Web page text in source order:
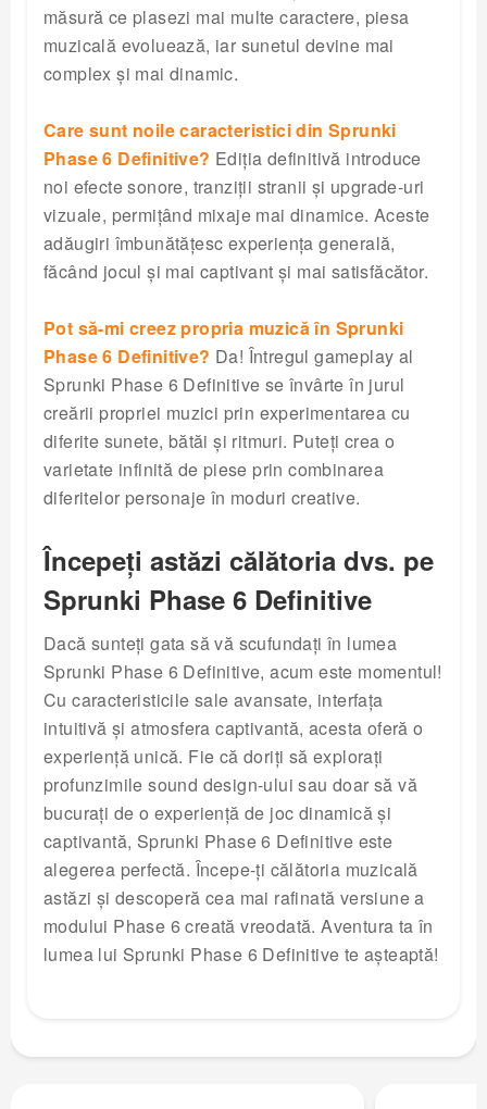
măsură ce plasezi mai multe caractere, piesa
muzicală evoluează, iar sunetul devine mai
complex și mai dinamic.
Care sunt noile caracteristici din Sprunki
Phase 6 Definitive? Ediția definitivă introduce
noi efecte sonore, tranziții stranii și upgrade-uri
vizuale, permițând mixaje mai dinamice. Aceste
adăugiri îmbunătățesc experiența generală,
făcând jocul și mai captivant și mai satisfăcător.
Pot să-mi creez propria muzică în Sprunki
Phase 6 Definitive? Da! Întregul gameplay al
Sprunki Phase 6 Definitive se învârte în jurul
creării propriei muzici prin experimentarea cu
diferite sunete, bătăi și ritmuri. Puteți crea o
varietate infinită de piese prin combinarea
diferitelor personaje în moduri creative.
Începeți astăzi călătoria dvs. pe
Sprunki Phase 6 Definitive
Dacă sunteți gata să vă scufundați în lumea
Sprunki Phase 6 Definitive, acum este momentul!
Cu caracteristicile sale avansate, interfața
intuitivă și atmosfera captivantă, acesta oferă o
experiență unică. Fie că doriți să explorați
profunzimile sound design-ului sau doar să vă
bucurați de o experiență de joc dinamică și
captivantă, Sprunki Phase 6 Definitive este
alegerea perfectă. Începe-ți călătoria muzicală
astăzi și descoperă cea mai rafinată versiune a
modului Phase 6 creată vreodată. Aventura ta în
lumea lui Sprunki Phase 6 Definitive te așteaptă!